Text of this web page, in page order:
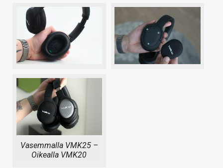
Vasemmalla VMK25 –
Oikealla VMK20